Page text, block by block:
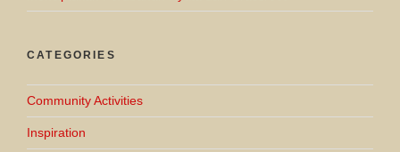
CATEGORIES
Community Activities
Inspiration